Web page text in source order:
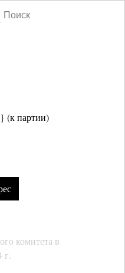
Поиск
(к партии)
комитета в
г.